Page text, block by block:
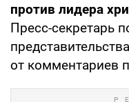
против лидера
Пресс-секретарь
от комментариев